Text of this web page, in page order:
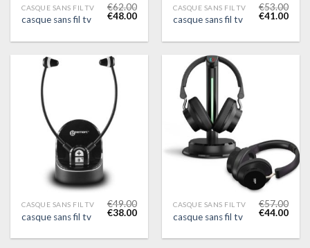
CASQUE SANS FIL TV
casque sans fil tv
€62.00
€48.00
CASQUE SANS FIL TV
casque sans fil tv
€53.00
€41.00
CASQUE SANS FIL TV
casque sans fil tv
€49.00
€38.00
CASQUE SANS FIL TV
casque sans fil tv
€57.00
€44.00